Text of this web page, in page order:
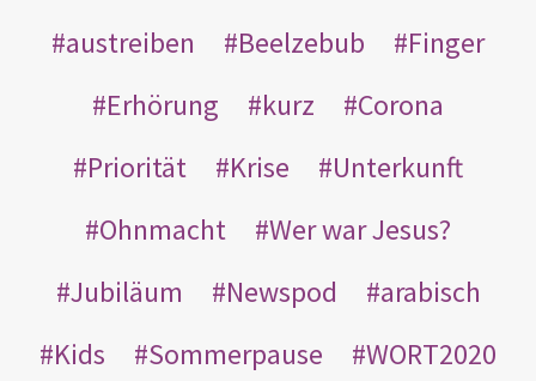
austreiben
Beelzebub
Finger
Erhörung
kurz
Corona
Priorität
Krise
Unterkunft
Ohnmacht
Wer war Jesus?
Jubiläum
Newspod
arabisch
Kids
Sommerpause
WORT2020